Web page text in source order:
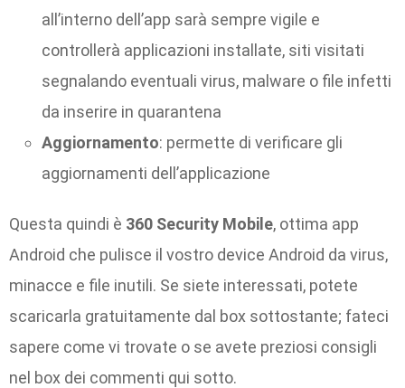
all’interno dell’app sarà sempre vigile e
controllerà applicazioni installate, siti visitati
segnalando eventuali virus, malware o file infetti
da inserire in quarantena
Aggiornamento: permette di verificare gli
aggiornamenti dell’applicazione
Questa quindi è 360 Security Mobile, ottima app
Android che pulisce il vostro device Android da virus,
minacce e file inutili. Se siete interessati, potete
scaricarla gratuitamente dal box sottostante; fateci
sapere come vi trovate o se avete preziosi consigli
nel box dei commenti qui sotto.